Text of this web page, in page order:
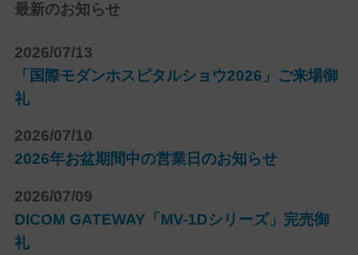
最新のお知らせ
2026/07/13
「国際モダンホスピタルショウ2026」ご来場御
礼
2026/07/10
2026年お盆期間中の営業日のお知らせ
2026/07/09
DICOM GATEWAY「MV-1Dシリーズ」完売御
礼